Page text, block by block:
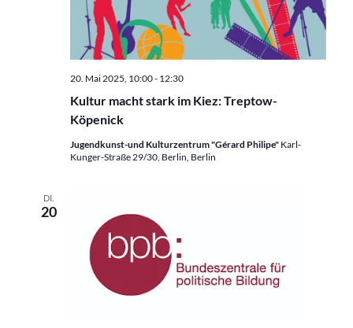
Kultur macht stark im Kiez: Treptow-
Köpenick
20. Mai 2025, 10:00- 12:30
Jugendkunst-und Kulturzentrum "Gérard Philipe" Karl-
Kunger-Straße 29/30, Berlin, Berlin
DI.
20